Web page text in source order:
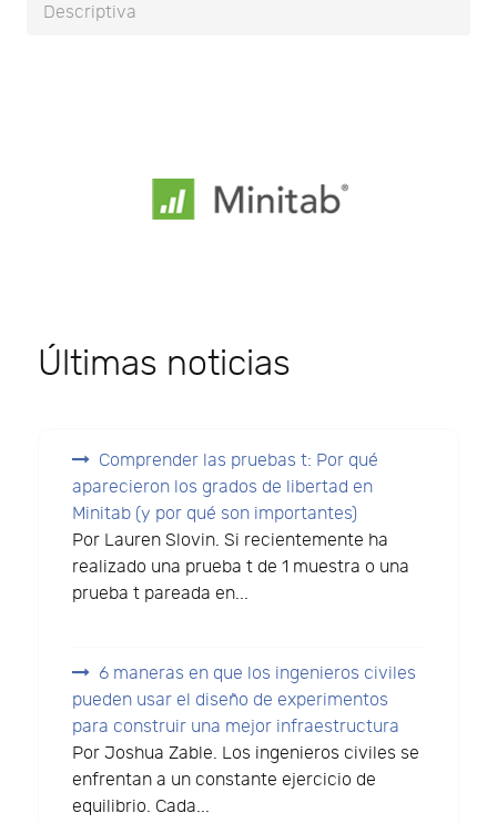
Descriptiva
Últimas noticias
Comprender las pruebas t: Por qué
aparecieron los grados de libertad en
Minitab (y por qué son importantes)
Por Lauren Slovin. Si recientemente ha
realizado una prueba t de 1 muestra o una
prueba t pareada en...
6 maneras en que los ingenieros civiles
pueden usar el diseño de experimentos
para construir una mejor infraestructura
Por Joshua Zable. Los ingenieros civiles se
enfrentan a un constante ejercicio de
equilibrio. Cada...